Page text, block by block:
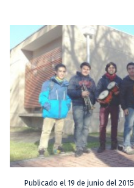
Publicado el 19 de junio del 2015